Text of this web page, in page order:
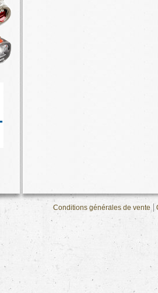
Conditions générales de vente